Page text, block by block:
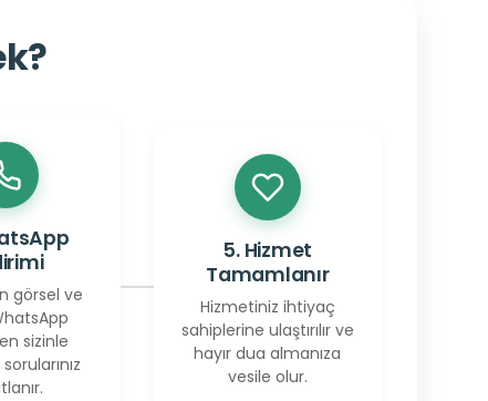
görsel ve
sizinle
5. Hizmet
Tamamlanır
Hizmetiniz ihtiyaç
sahiplerine ulaştırılır ve
hayır dua almanıza
vesile olur.